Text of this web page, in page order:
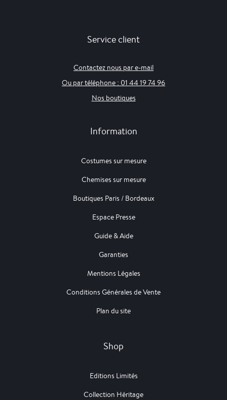
Service client
Contactez nous par e-mail
Ou par téléphone : 01 44 19 74 96
Nos boutiques
Information
Costumes sur mesure
Chemises sur mesure
Boutiques Paris / Bordeaux
Espace Presse
Guide & Aide
Garanties
Mentions Légales
Conditions Générales de Vente
Plan du site
Shop
Editions Limités
Collection Héritage